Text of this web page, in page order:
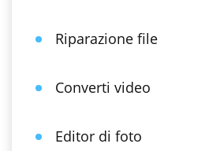
Riparazione file
Converti video
Editor di foto